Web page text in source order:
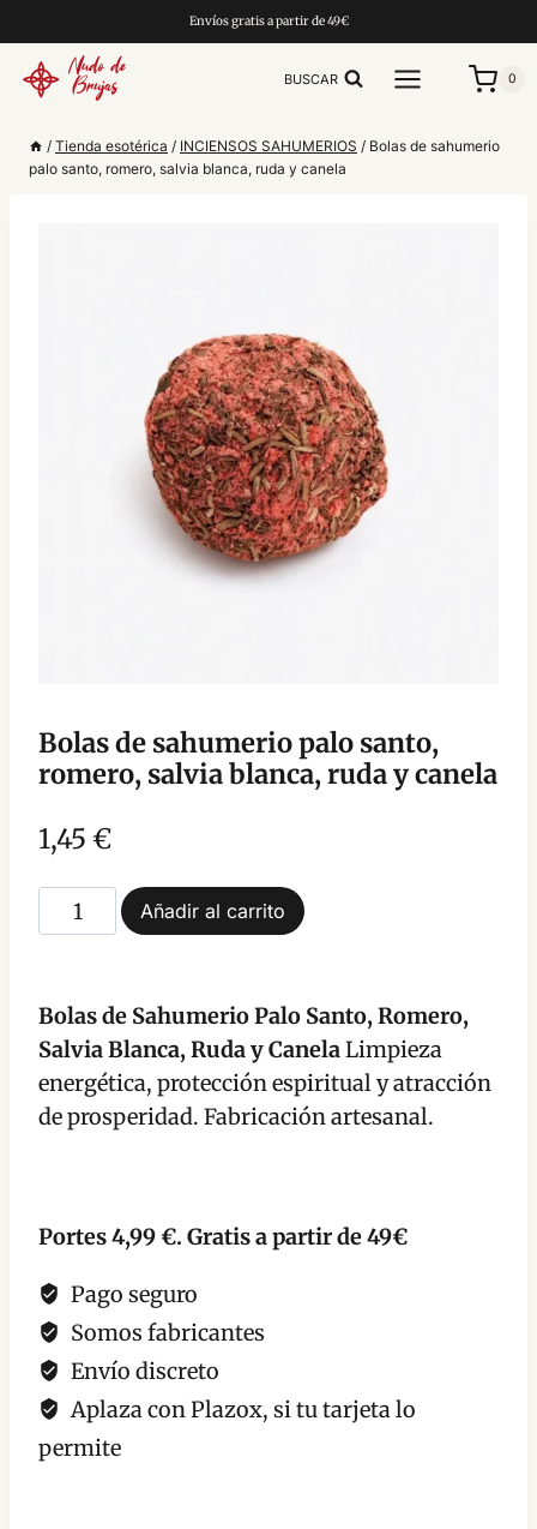
al
contenido
Envíos gratis a partir de 49€
BUSCAR 0
/ Tienda esotérica / INCIENSOS SAHUMERIOS / Bolas de sahumerio
palo santo, romero, salvia blanca, ruda y canela
Bolas de sahumerio palo santo,
romero, salvia blanca, ruda y canela
1,45 €
Bolas de Sahumerio Palo Santo, Romero,
Salvia Blanca, Ruda y CanelaLimpieza
energética, protección espiritual y atracción
de prosperidad. Fabricación artesanal.
Bolas
de
palo
santo,
romero,
salvia
blanca,
canela
Añadir al carrito
Portes 4,99 €. Gratis a partir de 49€
Pago seguro
Somos fabricantes
Envío discreto
Aplaza con Plazox, si tu tarjeta lo
permite